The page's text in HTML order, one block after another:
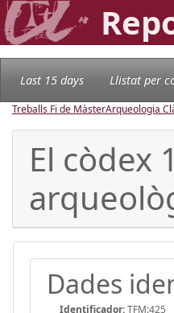
Last 15 days Llistat per
Treballs Fi de MàsterArqueologia
El còdex
Dades
Identificador:TFM:425